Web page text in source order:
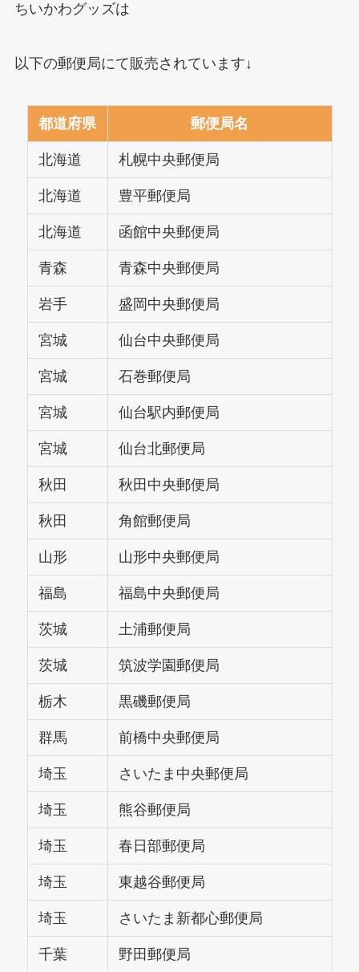
ちいかわグッズは
以下の郵便局にて販売されています↓
都道府県 郵便局名
北海道 札幌中央郵便局
北海道 豊平郵便局
北海道 函館中央郵便局
青森 青森中央郵便局
岩手 盛岡中央郵便局
宮城 仙台中央郵便局
宮城 石巻郵便局
宮城 仙台駅内郵便局
宮城 仙台北郵便局
秋田 秋田中央郵便局
秋田 角館郵便局
山形 山形中央郵便局
福島 福島中央郵便局
茨城 土浦郵便局
茨城 筑波学園郵便局
栃木 黒磯郵便局
群馬 前橋中央郵便局
埼玉 さいたま中央郵便局
埼玉 熊谷郵便局
埼玉 春日部郵便局
埼玉 東越谷郵便局
埼玉 さいたま新都心郵便局
千葉 野田郵便局